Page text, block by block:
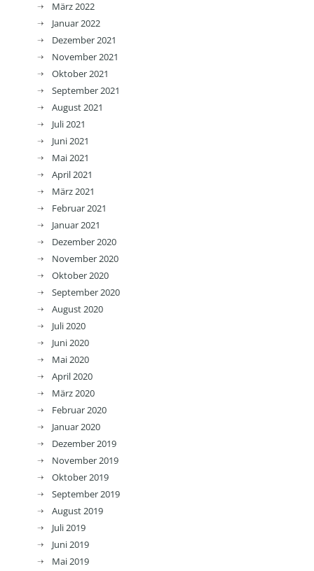
März 2022
Januar 2022
Dezember 2021
November 2021
Oktober 2021
September 2021
August 2021
Juli 2021
Juni 2021
Mai 2021
April 2021
März 2021
Februar 2021
Januar 2021
Dezember 2020
November 2020
Oktober 2020
September 2020
August 2020
Juli 2020
Juni 2020
Mai 2020
April 2020
März 2020
Februar 2020
Januar 2020
Dezember 2019
November 2019
Oktober 2019
September 2019
August 2019
Juli 2019
Juni 2019
Mai 2019